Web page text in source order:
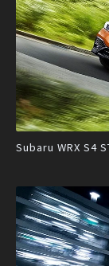
Subaru WRX S4